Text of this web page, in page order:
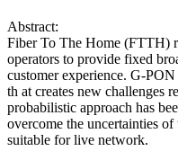
Abstract:
Fiber To The Home (FTTH)
operators to provide fixed
customer experience. G-
th at creates new challenges
probabilistic approach has
overcome the uncertainties
suitable for live network.